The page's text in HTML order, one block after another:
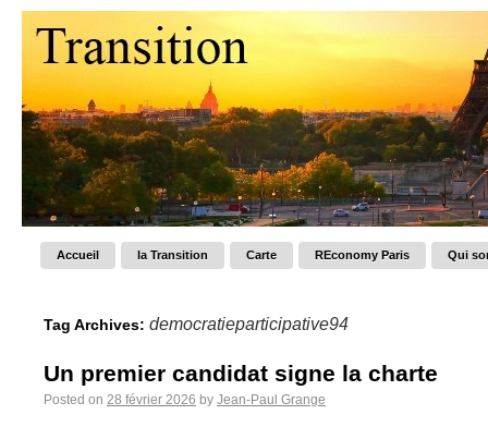
Accueil la Transition Carte REconomy Paris Qui
Tag Archives: democratieparticipative94
Un premier candidat signe la charte
Posted on 28 février 2026 by Jean-Paul Grange